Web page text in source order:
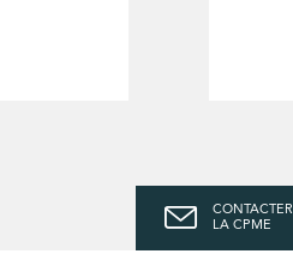
CONTACTER
LA CPME